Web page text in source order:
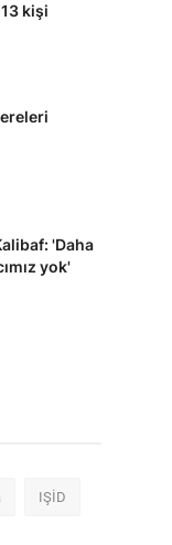
kişi
'Daha
yok'
IŞİD